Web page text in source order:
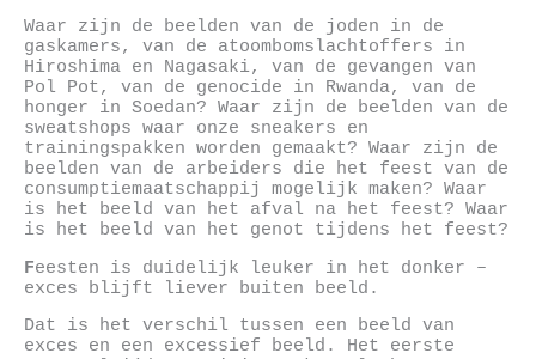
Waar zijn de beelden van de joden in de
gaskamers, van de atoombomslachtoffers in
Hiroshima en Nagasaki, van de gevangen van
Pol Pot, van de genocide in Rwanda, van de
honger in Soedan? Waar zijn de beelden van de
sweatshops waar onze sneakers en
trainingspakken worden gemaakt? Waar zijn de
beelden van de arbeiders die het feest van de
consumptiemaatschappij mogelijk maken? Waar
is het beeld van het afval na het feest? Waar
is het beeld van het genot tijdens het feest?
Feesten is duidelijk leuker in het donker –
exces blijft liever buiten beeld.
Dat is het verschil tussen een beeld van
exces en een excessief beeld. Het eerste